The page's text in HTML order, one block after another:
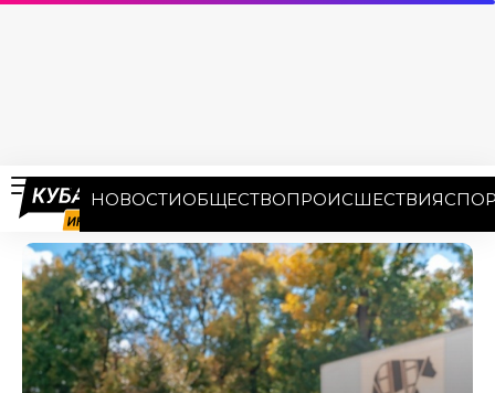
НОВОСТИОБЩЕСТВОПРОИСШЕСТВИЯ